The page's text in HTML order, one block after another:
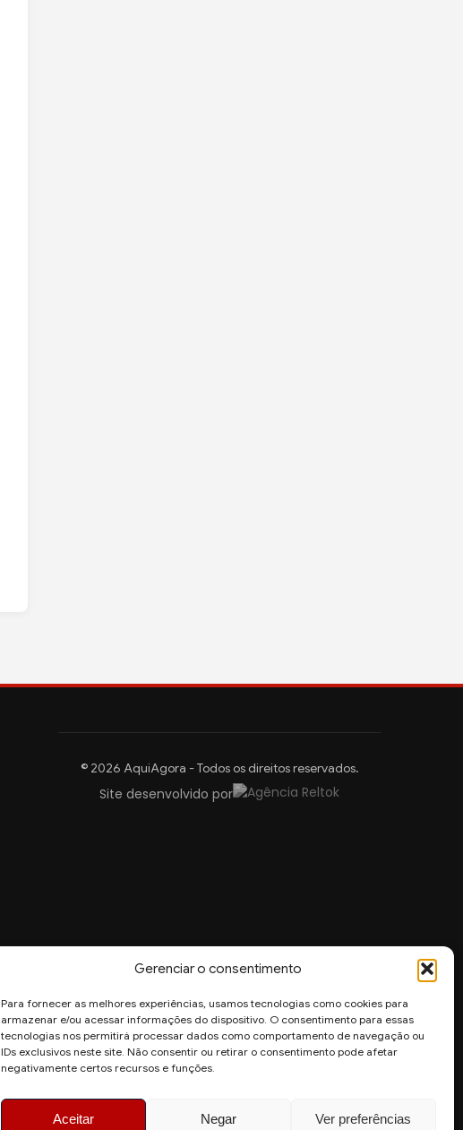
Gerenciar o consentimento
Para fornecer as melhores experiências, usamos tecnologias como cookies para
armazenar e/ou acessar informações do dispositivo. O consentimento para essas
tecnologias nos permitirá processar dados como comportamento de navegação ou
IDs exclusivos neste site. Não consentir ou retirar o consentimento pode afetar
negativamente certos recursos e funções.
Aceitar Negar Ver preferências
© 2026 AquiAgora - Todos os direitos reservados.
Site desenvolvido por